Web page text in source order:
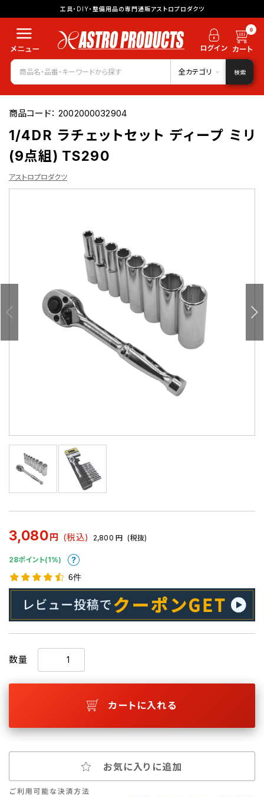
工具・DIY・整備用品の専門通販アストロプロダクツ
0
全カテゴリ 検索
商品コード：2002000032904
1/4DR ラチェットセット ディープ ミリ
(9点組) TS290
アストロプロダクツ
3,080 円 (税込) 2,800 円 (税抜)
28ポイント(1%)
6件
数量
カートに入れる
お気に入りに追加